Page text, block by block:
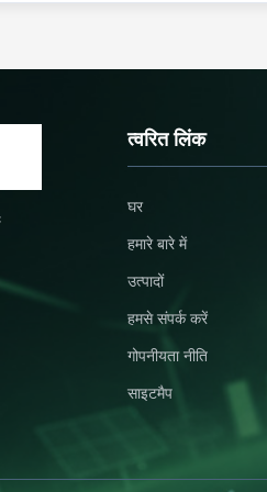
त्वरित लिंक
घर
हमारे बारे में
उत्पादों
हमसे संपर्क करें
गोपनीयता नीति
साइटमैप